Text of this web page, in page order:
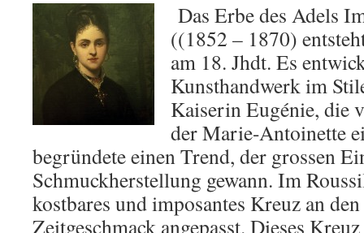
Das Erbe des Adels
((1852 – 1870)
am 18. Jhdt. Es
Kunsthandwerk im
Kaiserin Eugénie, die
der Marie-Antoinette
begründete einen Trend, der grossen
Schmuckherstellung gewann. Im
kostbares und imposantes Kreuz an
Zeitgeschmack angepasst. Dieses